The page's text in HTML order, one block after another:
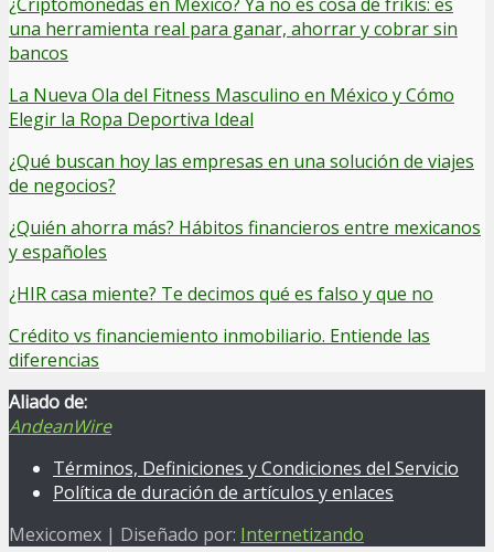
una herramienta real para ganar, ahorrar y cobrar sin
bancos
La Nueva Ola del Fitness Masculino en México y Cómo
Elegir la Ropa Deportiva Ideal
¿Qué buscan hoy las empresas en una solución de viajes
de negocios?
¿Quién ahorra más? Hábitos financieros entre mexicanos
y españoles
¿HIR casa miente? Te decimos qué es falso y que no
Crédito vs financiemiento inmobiliario. Entiende las
diferencias
Aliado de:
AndeanWire
Términos, Definiciones y Condiciones del Servicio
Política de duración de artículos y enlaces
Mexicomex | Diseñado por: Internetizando